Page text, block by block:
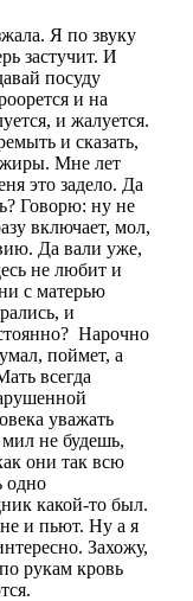
Я по звуку
застучит. И
посуду
и на
и жалуется.
и сказать,
Мне лет
это задело. Да
Говорю: ну не
включает, мол,
Да вали уже,
не любит и
с матерью
и
Нарочно
поймет, а
всегда
уважать
не будешь,
они так всю
одно
какой-то был.
и пьют. Ну а я
Захожу,
рукам кровь